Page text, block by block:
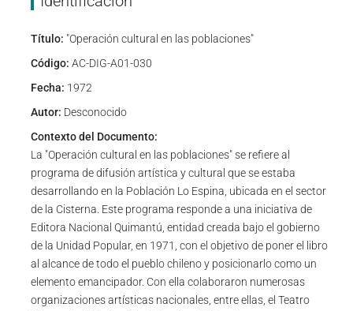
Título: "Operación cultural en las poblaciones"
Código: AC-DIG-A01-030
Fecha: 1972
Autor: Desconocido
Contexto del Documento:
La "Operación cultural en las poblaciones" se refiere al
programa de difusión artística y cultural que se estaba
desarrollando en la Población Lo Espina, ubicada en el sector
de la Cisterna. Este programa responde a una iniciativa de
Editora Nacional Quimantú, entidad creada bajo el gobierno
de la Unidad Popular, en 1971, con el objetivo de poner el libro
al alcance de todo el pueblo chileno y posicionarlo como un
elemento emancipador. Con ella colaboraron numerosas
organizaciones artísticas nacionales, entre ellas, el Teatro